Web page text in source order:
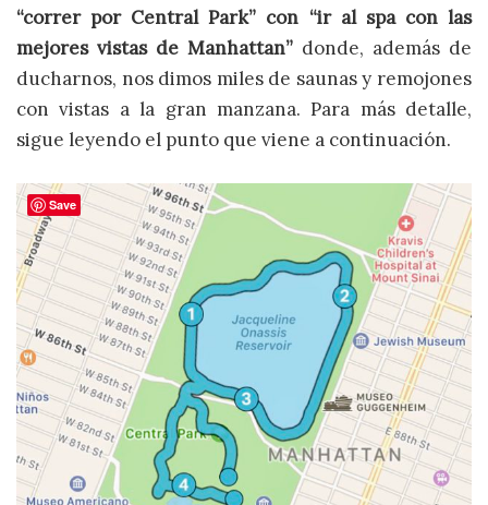
“correr por Central Park” con “ir al spa con las
mejores vistas de Manhattan” donde, además de
ducharnos, nos dimos miles de saunas y remojones
con vistas a la gran manzana. Para más detalle,
sigue leyendo el punto que viene a continuación.
Save